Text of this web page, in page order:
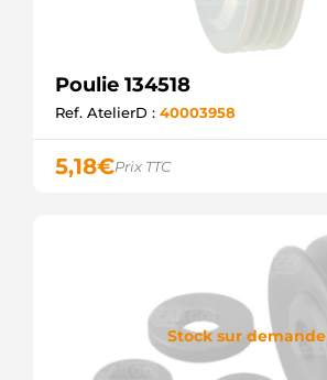
Poulie 134518
Ref. AtelierD : 40003958
5,18€Prix TTC
Stock sur demande